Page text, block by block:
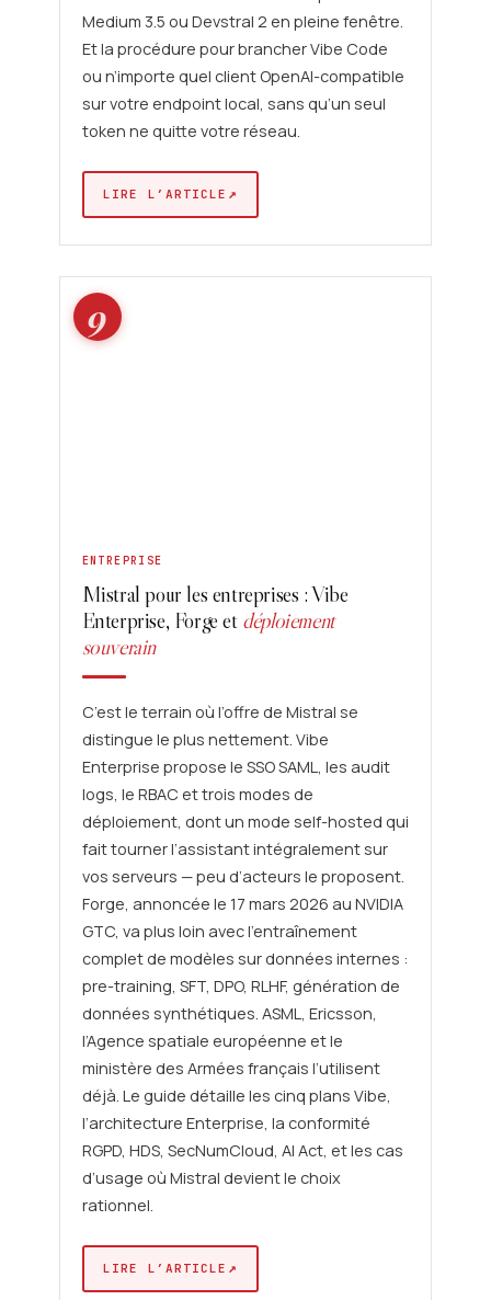
Medium 3.5 ou Devstral 2 en pleine fenêtre.
Et la procédure pour brancher Vibe Code
ou n’importe quel client OpenAI-compatible
sur votre endpoint local, sans qu’un seul
token ne quitte votre réseau.
LIRE L’ARTICLE ↗
9
ENTREPRISE
Mistral pour les entreprises : Vibe
Enterprise, Forge et déploiement
souverain
C’est le terrain où l’offre de Mistral se
distingue le plus nettement. Vibe
Enterprise propose le SSO SAML, les audit
logs, le RBAC et trois modes de
déploiement, dont un mode self-hosted qui
fait tourner l’assistant intégralement sur
vos serveurs — peu d’acteurs le proposent.
Forge, annoncée le 17 mars 2026 au NVIDIA
GTC, va plus loin avec l’entraînement
complet de modèles sur données internes :
pre-training, SFT, DPO, RLHF, génération de
données synthétiques. ASML, Ericsson,
l’Agence spatiale européenne et le
ministère des Armées français l’utilisent
déjà. Le guide détaille les cinq plans Vibe,
l’architecture Enterprise, la conformité
RGPD, HDS, SecNumCloud, AI Act, et les cas
d’usage où Mistral devient le choix
rationnel.
LIRE L’ARTICLE ↗